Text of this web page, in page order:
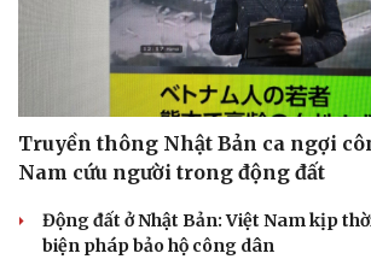
Truyền thông Nhật Bản ca ngợi
Nam cứu người trong động đất
Động đất ở Nhật Bản: Việt Nam kịp
biện pháp bảo hộ công dân